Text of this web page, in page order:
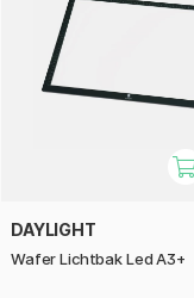
om flikkering op de
lichtbakken in A4-,
iets groter dan de
betekent dat als je
legt, de verlichte
hoeft dus geen
waarop je werkt.
mee te nemen. Hij is
frame van de bak
dimbaar en hebben
DAYLIGHT
Wafer Lichtbak Led A3+